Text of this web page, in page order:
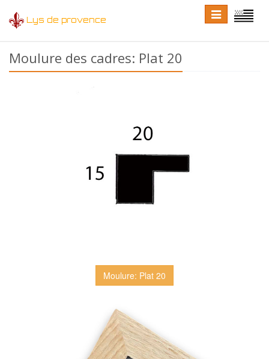
Lys de provence
Toggle
language
Toggle
navigation
Moulure des cadres: Plat 20
Moulure: Plat 20